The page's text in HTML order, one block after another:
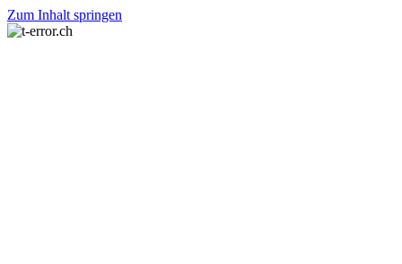
Zum Inhalt springen